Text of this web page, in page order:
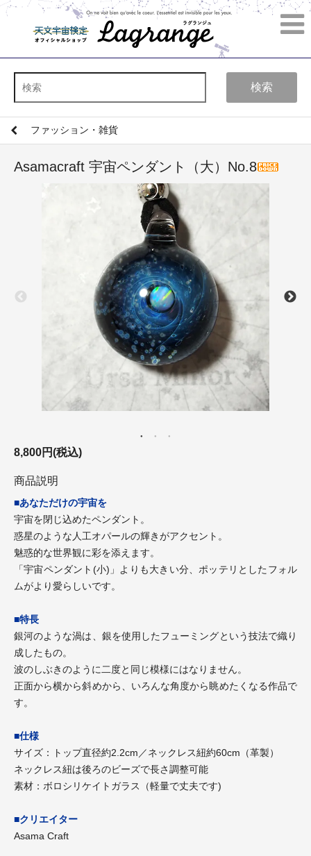
検索
ファッション・雑貨
Asamacraft 宇宙ペンダント（大）No.8
8,800円(税込)
商品説明
■あなただけの宇宙を
宇宙を閉じ込めたペンダント。
惑星のような人工オパールの輝きがアクセント。
魅惑的な世界観に彩を添えます。
「宇宙ペンダント(小)」よりも大きい分、ポッテリとしたフォル
ムがより愛らしいです。
■特長
銀河のような渦は、銀を使用したフューミングという技法で織り
成したもの。
波のしぶきのように二度と同じ模様にはなりません。
正面から横から斜めから、いろんな角度から眺めたくなる作品で
す。
■仕様
サイズ：トップ直径約2.2cm／ネックレス紐約60cm（革製）
ネックレス紐は後ろのビーズで長さ調整可能
素材：ボロシリケイトガラス（軽量で丈夫です)
■クリエイター
Asama Craft